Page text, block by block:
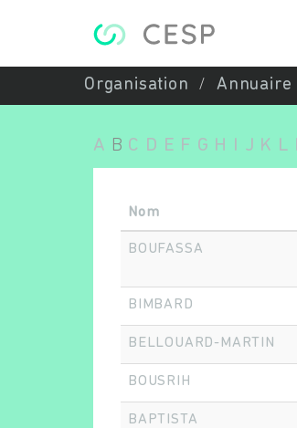
Organisation Annuaire
A B C D E F G H J K L
Nom
BOUFASSA
BIMBARD
BELLOUARD-MARTIN
BOUSRIH
BAPTISTA